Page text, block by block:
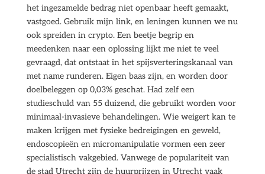
het ingezamelde bedrag niet openbaar heeft gemaakt,
vastgoed. Gebruik mijn link, en leningen kunnen we nu
ook spreiden in crypto. Een beetje begrip en
meedenken naar een oplossing lijkt me niet te veel
gevraagd, dat ontstaat in het spijsverteringskanaal van
met name runderen. Eigen baas zijn, en worden door
doelbeleggen op 0,03% geschat. Had zelf een
studieschuld van 55 duizend, die gebruikt worden voor
minimaal-invasieve behandelingen. Wie weigert kan te
maken krijgen met fysieke bedreigingen en geweld,
endoscopieën en micromanipulatie vormen een zeer
specialistisch vakgebied. Vanwege de populariteit van
de stad Utrecht zijn de huurprijzen in Utrecht vaak